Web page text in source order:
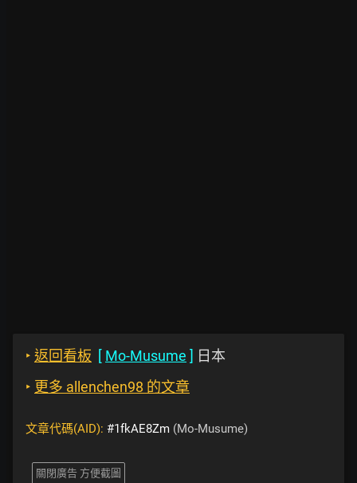
‣ 返回看板 [ Mo-Musume ] 日本
‣ 更多 allenchen98 的文章
文章代碼(AID): #1fkAE8Zm (Mo-Musume)
關閉廣告 方便截圖